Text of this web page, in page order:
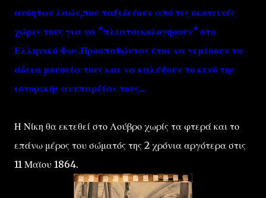
ανόητων λαών,που ταξιδεύουν από τις σκοτεινές
χώρες τους για να "πλιατσικολογήσουν" στο
Ελληνικό Φως.Προσπαθώντας έτσι να γεμίσουν τα
άδεια μουσεία τους και να καλύψουν το κενό της
ιστορικής ανυπαρξίας τους...
Η Νίκη θα εκτεθεί στο Λούβρο χωρίς τα φτερά και το
επάνω μέρος του σώματός της 2 χρόνια αργότερα στις
11 Μαϊου 1864.